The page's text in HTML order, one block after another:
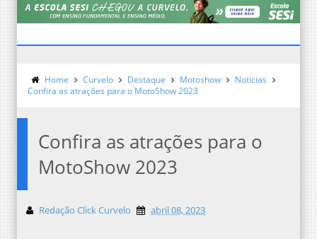
Home Curvelo Destaque Motoshow
Notícias
Confira as atrações para o MotoShow 2023
Confira as atrações para o
MotoShow 2023
Redação Click Curvelo abril 08, 2023